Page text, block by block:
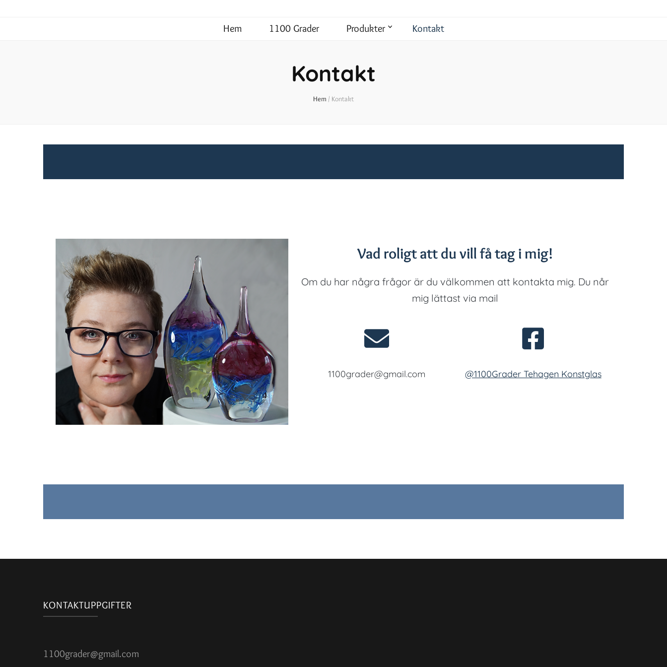
Hem 1100 Grader Produkter Kontakt
Kontakt
Hem / Kontakt
Vad roligt att du vill få tag i mig!
Om du har några frågor är du välkommen att kontakta mig. Du når
mig lättast via mail
1100grader@gmail.com @1100Grader Tehagen Konstglas
KONTAKTUPPGIFTER
1100grader@gmail.com